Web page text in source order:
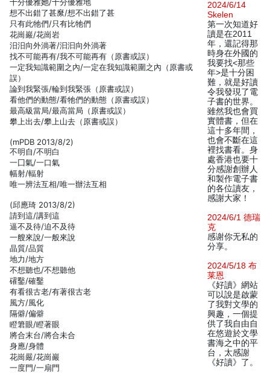
想不出錯了甚縻/想不出錯了甚
只有此牠們/只有比牠們
花崗巖/花崗岩
汨汨向外淌著/汩汩向外淌著
找不可能再有/我不可能再有（原書或誤）
一定我知識範圍之內/一定在我知識範圍之內（原書或
誤）
論到我緊張/輪到我緊張（原書或誤）
看他們的動態/看牠們的動態（原書或誤）
最高級當局/最高當局（原書或誤）
攀上出去/攀上山去（原書或誤）
(mPDB 2013/8/2)
不明自/不明白
一囗氣/一口氣
幅射/輻射
唯一辨法互相/唯一辦法互相
(邱應琦 2013/8/2)
請到這/講到這
逼不及待/迫不及待
一艘來說/一般來說
晶質/品質
地力/地方
不想聽也/不想聽他
礭鑿/確鑿
有看很古老/有著很古老
風方/風化
隔僻/偏僻
瞪䇹眼/瞪著眼
將合末台/將合未合
身應/身體
花崗嚴/花崗巖
一度門/一扇門
2024/6/14
Skelen
第一次知道好
讀是在2011
年，還記得那
時身在外國的
我要找<那些
年>是十分困
難，就是好讀
令我發現了電
子書的世界。
雖然我也會買
實體書，但在
這十多年間，
也會不斷在這
裡找書看。身
處香港也要十
分感謝創辦人
和製作電子書
的各位讀友，
感謝大家！
2024/6/1 德瑞
克
感谢你无私的
分享。
2024/5/18 布
莱恩
《好讀》網站
可以說是啟蒙
了我對文學的
興趣，一個提
供了我自由自
在悠遊於文學
書海之中的平
台，太感謝
《好讀》了。